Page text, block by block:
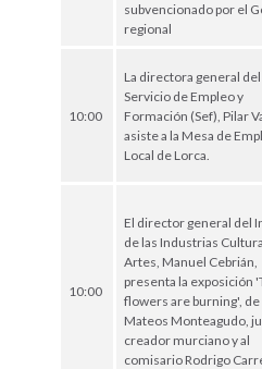
subvencionado por el
regional
10:00
La directora general del
Servicio de Empleo y
Formación (Sef), Pilar
asiste a la Mesa de
Local de Lorca.
10:00
El director general del
de las Industrias
Artes, Manuel Cebrián,
presenta la exposición
flowers are burning',
Mateos Monteagudo,
creador murciano y al
comisario Rodrigo